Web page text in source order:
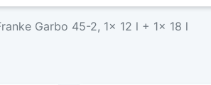
Garbo 45-2, 1x 12 l + 1x 18 l